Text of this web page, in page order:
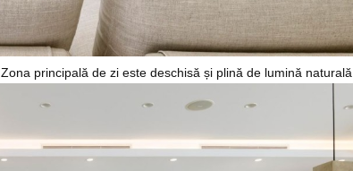
Zona principală de zi este deschisă și plină de lumină naturală